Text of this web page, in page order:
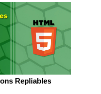
Repliables